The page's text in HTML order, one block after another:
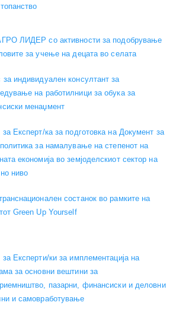
ЛИДЕР со активности за подобрување
за учење на децата во селата
за индивидуален консултант за
на работилници за обука за
менаџмент
за Експерт/ка за подготовка на Документ за
политика за намалување на степенот на
економија во земјоделскиот сектор на
ниво
состанок во рамките на
Green Up Yourself
за Експерти/ки за имплементација на
за основни вештини за
пазарни, финансиски и деловни
и самовработување